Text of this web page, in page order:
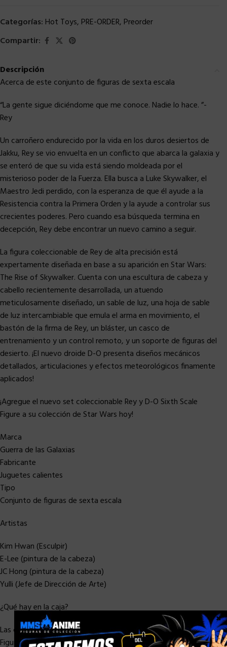
Categorías: Hot Toys, PRE-ORDER, Preorder
Compartir:
Descripción
Acerca de este conjunto de figuras de sexta escala
“La gente sigue diciéndome que me conoce. Nadie lo hace. ”-
Rey
Un carroñero endurecido por la vida en los duros desiertos de
Jakku, Rey se vio envuelta en un conflicto que abarca la galaxia y
se enteró de que su vida está siendo moldeada por el
misterioso poder de la Fuerza. Ella busca a Luke Skywalker, el
Maestro Jedi perdido, con la esperanza de que él ayude a la
Resistencia contra la Primera Orden y la ayude a controlar sus
crecientes poderes. Pero cuando esa búsqueda termina en
decepción, Rey debe encontrar un nuevo camino a seguir.
La figura coleccionable de Rey de alta precisión está
expertamente diseñada en base a su aparición en Star Wars:
The Rise of Skywalker. Cuenta con una escultura de cabeza y
cabello recientemente desarrollada, un atuendo
meticulosamente diseñado, un sable de luz, una hoja de sable
de luz intercambiable que emula el arma en movimiento, el
bastón de la firma de Rey, un bláster, un casco de
entrenamiento y un control remoto, y un soporte de figuras del
desierto. ¡El nuevo droide D-O presenta diseños mecánicos
detallados, articulaciones y efectos meteorológicos finamente
aplicados!
¡Agregue el nuevo set coleccionable Rey y D-O Sixth Scale
Figure a su colección de Star Wars hoy!
Marca
Guerra de las Galaxias
Fabricante
Juguetes calientes
Tipo
Conjunto de figuras de sexta escala
Artistas
Kim Hwan (Esculpir)
E-Lee (pintura de la cabeza)
JC Hong (pintura de la cabeza)
Yulli (Jefe de Dirección de Arte)
¿Qué hay en la caja?
Las características del set coleccionable Rey y D-O Sixth Scale
Figure:
×